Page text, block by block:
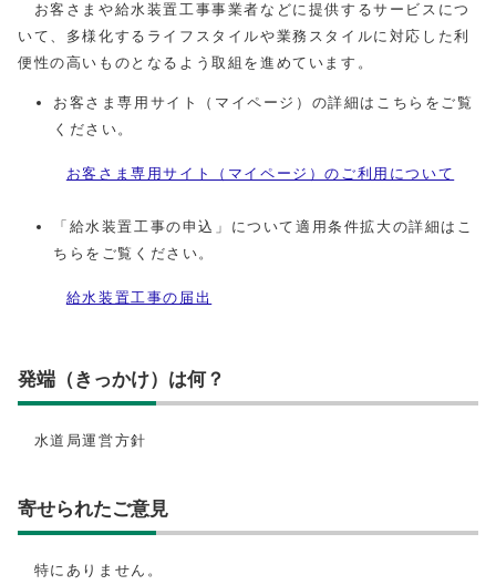
お客さまや給水装置工事事業者などに提供するサービスにつ
いて、多様化するライフスタイルや業務スタイルに対応した利
便性の高いものとなるよう取組を進めています。
お客さま専用サイト（マイページ）の詳細はこちらをご覧
ください。
お客さま専用サイト（マイページ）のご利用について
「給水装置工事の申込」について適用条件拡大の詳細はこ
ちらをご覧ください。
給水装置工事の届出
発端（きっかけ）は何？
水道局運営方針
寄せられたご意見
特にありません。